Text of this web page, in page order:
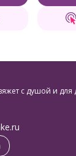
с душой и для